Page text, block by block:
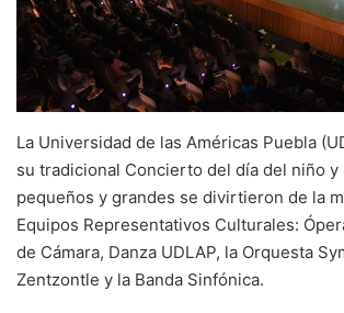
La Universidad de las Américas Puebla
su tradicional Concierto del día del niño y
pequeños y grandes se divirtieron de la
Equipos Representativos Culturales:
de Cámara, Danza UDLAP, la Orquesta
Zentzontle y la Banda Sinfónica.